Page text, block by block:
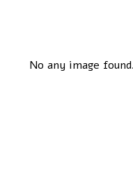
No any image